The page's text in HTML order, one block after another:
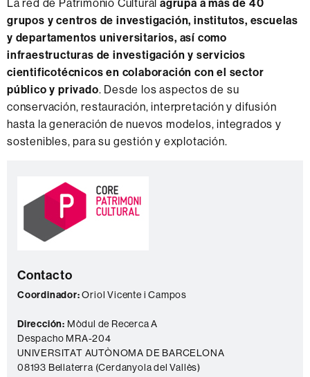
La red de Patrimonio Cultural agrupa a más de 40
grupos y centros de investigación, institutos, escuelas
y departamentos universitarios, así como
infraestructuras de investigación y servicios
cientificotécnicos en colaboración con el sector
público y privado. Desde los aspectos de su
conservación, restauración, interpretación y difusión
hasta la generación de nuevos modelos, integrados y
sostenibles, para su gestión y explotación.
complementaria
o
c
t
o
Contacto
Coordinador:Oriol Vicente i Campos
Dirección: Mòdul de Recerca A
Despacho MRA-204
UNIVERSITAT AUTÒNOMA DE BARCELONA
08193 Bellaterra (Cerdanyola del Vallès)